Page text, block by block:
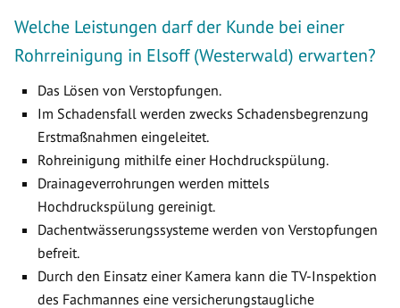
Welche Leistungen darf der Kunde bei einer
Rohrreinigung in Elsoff (Westerwald) erwarten?
Das Lösen von Verstopfungen.
Im Schadensfall werden zwecks Schadensbegrenzung
Erstmaßnahmen eingeleitet.
Rohreinigung mithilfe einer Hochdruckspülung.
Drainageverrohrungen werden mittels
Hochdruckspülung gereinigt.
Dachentwässerungssysteme werden von Verstopfungen
befreit.
Durch den Einsatz einer Kamera kann die TV-Inspektion
des Fachmannes eine versicherungstaugliche